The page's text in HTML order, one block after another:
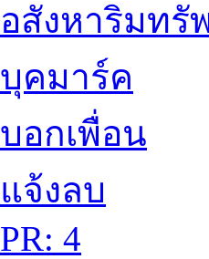
อสังหาริมทรั
บุคมาร์ค
บอกเพื่อน
แจ้งลบ
PR: 4